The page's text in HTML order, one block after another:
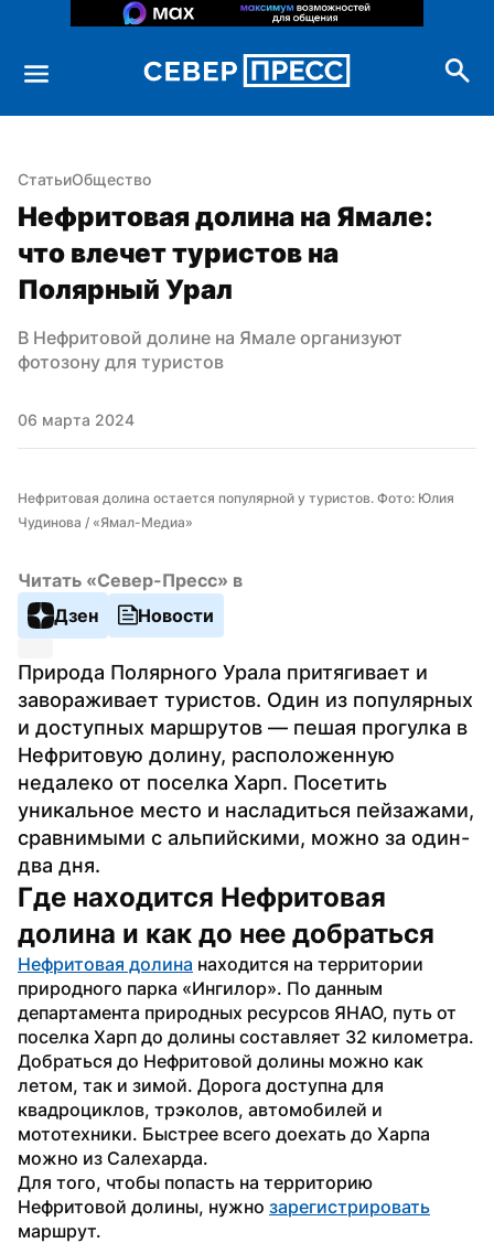
СтатьиОбщество
Нефритовая долина на Ямале:
что влечет туристов на
Полярный Урал
В Нефритовой долине на Ямале организуют
фотозону для туристов
06 марта 2024
Нефритовая долина остается популярной у туристов. Фото: Юлия
Чудинова / «Ямал-Медиа»
Читать «Север-Пресс» в
Дзен
Новости
Природа Полярного Урала притягивает и
завораживает туристов. Один из популярных
и доступных маршрутов — пешая прогулка в
Нефритовую долину, расположенную
недалеко от поселка Харп. Посетить
уникальное место и насладиться пейзажами,
сравнимыми с альпийскими, можно за один-
два дня.
Где находится Нефритовая
долина и как до нее добраться
Нефритовая долина находится на территории
природного парка «Ингилор». По данным
департамента природных ресурсов ЯНАО, путь от
поселка Харп до долины составляет 32 километра.
Добраться до Нефритовой долины можно как
летом, так и зимой. Дорога доступна для
квадроциклов, трэколов, автомобилей и
мототехники. Быстрее всего доехать до Харпа
можно из Салехарда.
Для того, чтобы попасть на территорию
Нефритовой долины, нужно зарегистрировать
маршрут.